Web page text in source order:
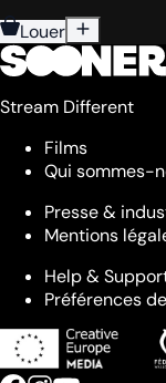
Louer
Stream Different
Films
Qui sommes-
Presse &
Mentions
Help &
Préférences